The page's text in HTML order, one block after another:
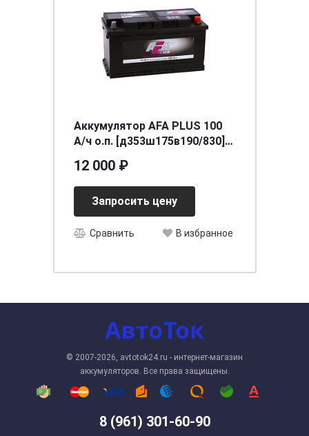
Аккумулятор AFA PLUS 100
А/ч о.п. [д353ш175в190/830]
12 000 ₽
Запросить цену
Сравнить В избранное
8 (961) 301-60-90
© 2007-2026, avtotok24.ru - интернет-магазин
аккумуляторов. Все права защищены.